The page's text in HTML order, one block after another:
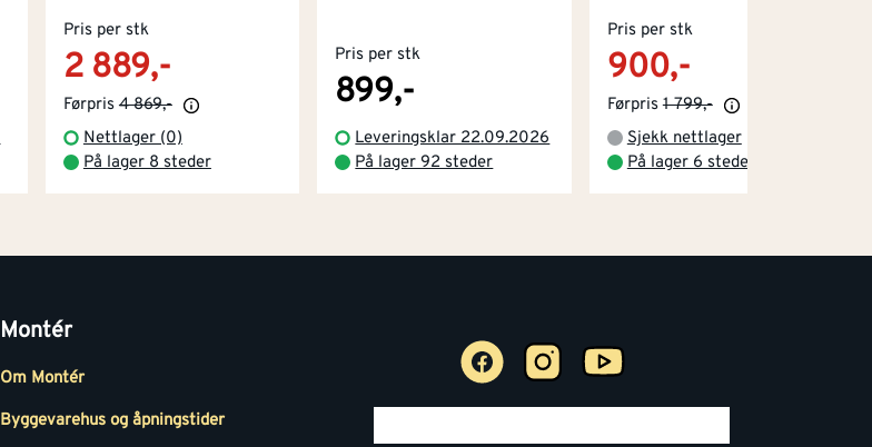
Pris per stk
2 889,-
Førpris 4 869,-
Nettlager (0)
På lager 8 steder
Pris per stk
899,-
Leveringsklar 22.09.2026
På lager 92 steder
Pris per stk
900,-
Førpris 1 799,-
Sjekk nettlager
På lager 6 steder
Montér
Om Montér
Byggevarehus og åpningstider